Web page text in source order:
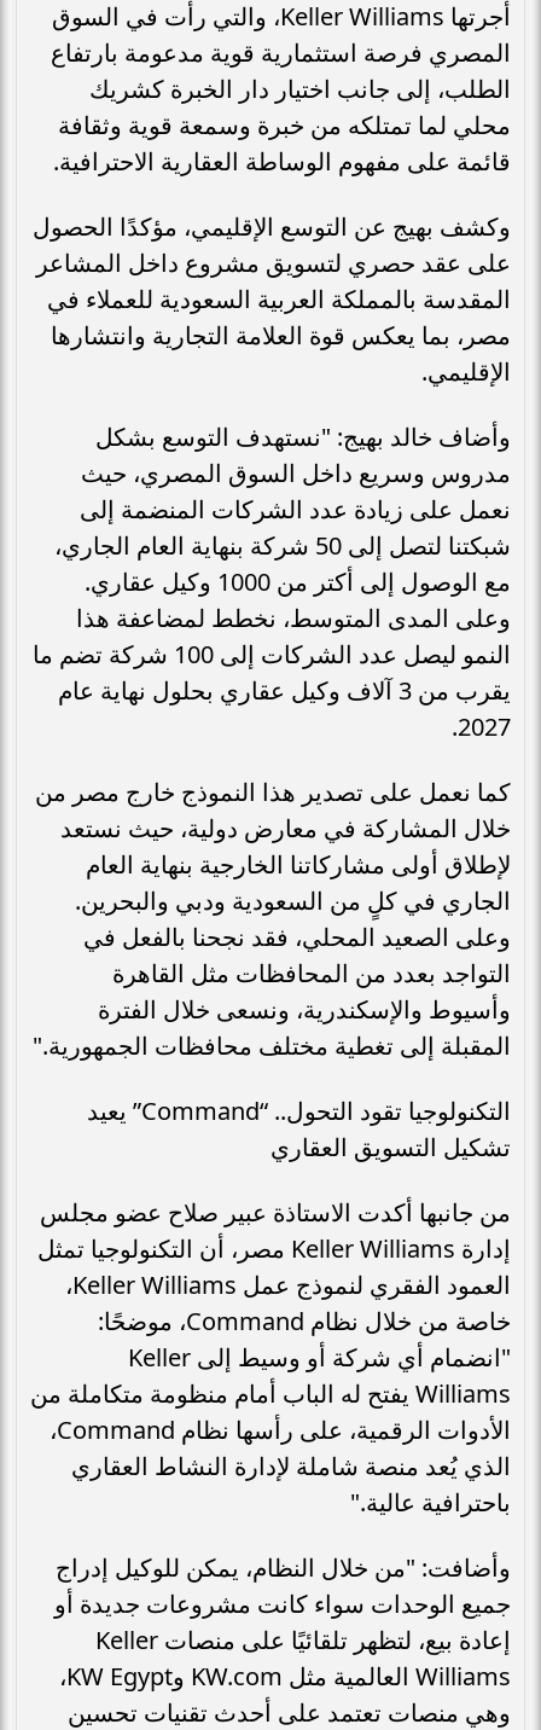
أجرتها Keller Williams، والتي رأت في السوق
المصري فرصة استثمارية قوية مدعومة بارتفاع
الطلب، إلى جانب اختيار دار الخبرة كشريك
محلي لما تمتلكه من خبرة وسمعة قوية وثقافة
قائمة على مفهوم الوساطة العقارية الاحترافية.
وكشف بهيج عن التوسع الإقليمي، مؤكدًا الحصول
على عقد حصري لتسويق مشروع داخل المشاعر
المقدسة بالمملكة العربية السعودية للعملاء في
مصر، بما يعكس قوة العلامة التجارية وانتشارها
الإقليمي.
وأضاف خالد بهيج: "نستهدف التوسع بشكل
مدروس وسريع داخل السوق المصري، حيث
نعمل على زيادة عدد الشركات المنضمة إلى
شبكتنا لتصل إلى 50 شركة بنهاية العام الجاري،
مع الوصول إلى أكتر من 1000 وكيل عقاري.
وعلى المدى المتوسط، نخطط لمضاعفة هذا
النمو ليصل عدد الشركات إلى 100 شركة تضم ما
يقرب من 3 آلاف وكيل عقاري بحلول نهاية عام
2027.
كما نعمل على تصدير هذا النموذج خارج مصر من
خلال المشاركة في معارض دولية، حيث نستعد
لإطلاق أولى مشاركاتنا الخارجية بنهاية العام
الجاري في كلٍ من السعودية ودبي والبحرين.
وعلى الصعيد المحلي، فقد نجحنا بالفعل في
التواجد بعدد من المحافظات مثل القاهرة
وأسيوط والإسكندرية، ونسعى خلال الفترة
المقبلة إلى تغطية مختلف محافظات الجمهورية."
التكنولوجيا تقود التحول.. “Command” يعيد
تشكيل التسويق العقاري
من جانبها أكدت الاستاذة عبير صلاح عضو مجلس
إدارة Keller Williams مصر، أن التكنولوجيا تمثل
العمود الفقري لنموذج عمل Keller Williams،
خاصة من خلال نظام Command، موضحًا:
"انضمام أي شركة أو وسيط إلى Keller
Williams يفتح له الباب أمام منظومة متكاملة من
الأدوات الرقمية، على رأسها نظام Command،
الذي يُعد منصة شاملة لإدارة النشاط العقاري
باحترافية عالية."
وأضافت: "من خلال النظام، يمكن للوكيل إدراج
جميع الوحدات سواء كانت مشروعات جديدة أو
إعادة بيع، لتظهر تلقائيًا على منصات Keller
Williams العالمية مثل KW.com وKW Egypt،
وهي منصات تعتمد على أحدث تقنيات تحسين